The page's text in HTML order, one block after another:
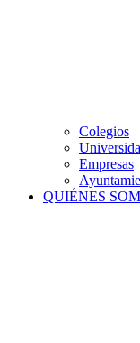
Colegios
Empresas
QUIÉNES